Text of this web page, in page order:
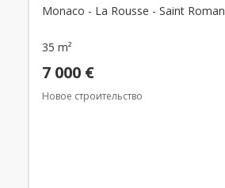
Monaco - La Rousse - Saint Roman
35 m²
7 000 €
Новое строительство